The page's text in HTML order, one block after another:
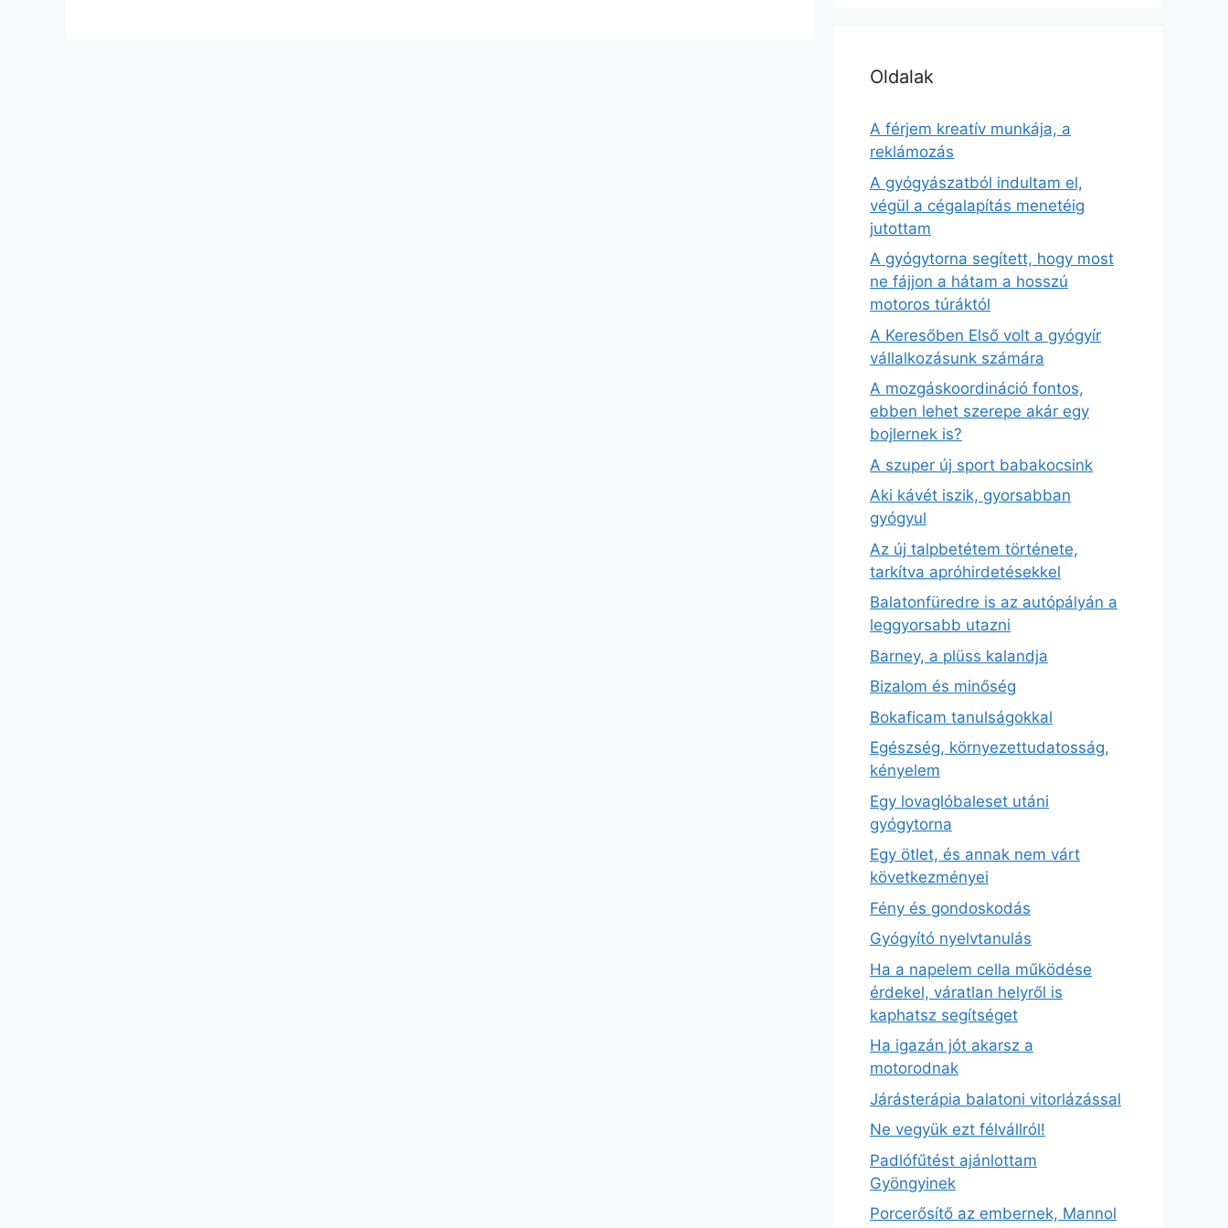
Oldalak
A férjem kreatív munkája, a
reklámozás
A gyógyászatból indultam el,
végül a cégalapítás menetéig
jutottam
A gyógytorna segített, hogy most
ne fájjon a hátam a hosszú
motoros túráktól
A Keresőben Első volt a gyógyír
vállalkozásunk számára
A mozgáskoordináció fontos,
ebben lehet szerepe akár egy
bojlernek is?
A szuper új sport babakocsink
Aki kávét iszik, gyorsabban
gyógyul
Az új talpbetétem története,
tarkítva apróhirdetésekkel
Balatonfüredre is az autópályán a
leggyorsabb utazni
Barney, a plüss kalandja
Bizalom és minőség
Bokaficam tanulságokkal
Egészség, környezettudatosság,
kényelem
Egy lovaglóbaleset utáni
gyógytorna
Egy ötlet, és annak nem várt
következményei
Fény és gondoskodás
Gyógyító nyelvtanulás
Ha a napelem cella működése
érdekel, váratlan helyről is
kaphatsz segítséget
Ha igazán jót akarsz a
motorodnak
Járásterápia balatoni vitorlázással
Ne vegyük ezt félvállról!
Padlófűtést ajánlottam
Gyöngyinek
Porcerősítő az embernek, Mannol